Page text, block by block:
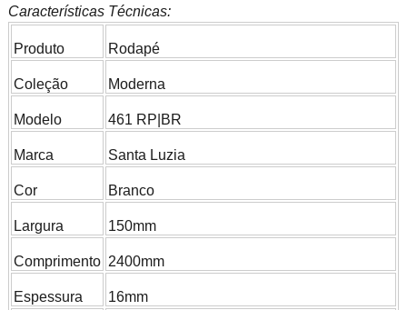
Características Técnicas:
Produto Rodapé
Coleção Moderna
Modelo 461 RP|BR
Marca Santa Luzia
Cor Branco
Largura 150mm
Comprimento 2400mm
Espessura 16mm